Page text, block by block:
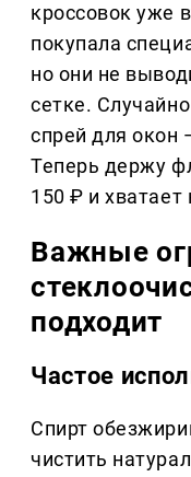
кроссовок уже
покупала
но они не
сетке.
спрей для окон
Теперь держу
150 ₽ и хватает
Важные
подходит
Частое
Спирт
чистить